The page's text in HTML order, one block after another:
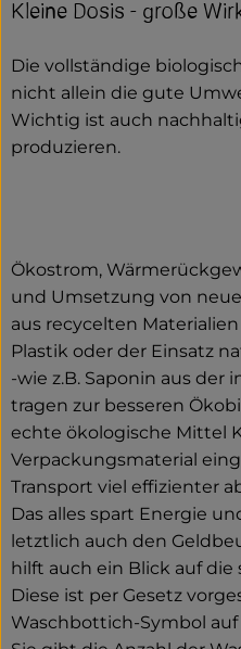
Kleine Dosis - große
Die vollständige
nicht allein die gute
Wichtig ist auch
produzieren.
Ökostrom,
und Umsetzung von
aus recycelten
Plastik oder der Einsatz
-wie z.B. Saponin aus der
tragen zur besseren
echte ökologische Mittel
Verpackungsmaterial
Transport viel effizienter
Das alles spart Energie
letztlich auch den
hilft auch ein Blick auf die
Diese ist per Gesetz
Waschbottich-Symbol